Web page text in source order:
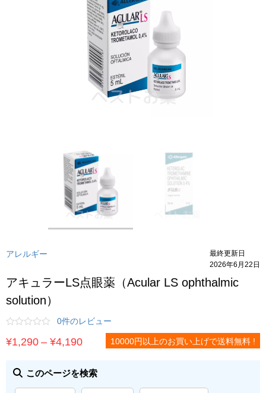
アレルギー
最終更新日
2026年6月22日
アキュラーLS点眼薬（Acular LS ophthalmic
solution）
0件のレビュー
¥1,290–¥4,190価
帯:
¥1,290
10000円以上のお買い上げで送料無料 !
このページを検索